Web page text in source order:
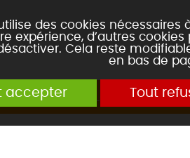
des cookies nécessaires
expérience, d’autres
Cela reste
en bas de
accepter Tout
culturelle Le théâtre